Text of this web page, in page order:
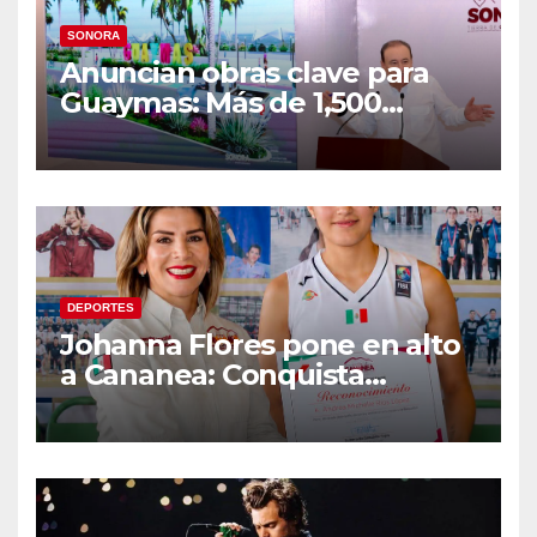
SONORA
Anuncian obras clave para
Guaymas: Más de 1,500
viviendas, modernización del
malecón y nuevo hospital del
DEPORTES
Johanna Flores pone en alto
a Cananea: Conquista
medalla de plata con la
Selección Mexicana Sub-20
Centroamericanos